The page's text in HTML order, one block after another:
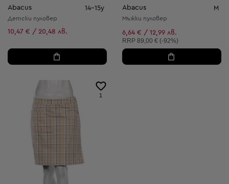
Abacus 14-15y
Детски пуловер
10,47 € / 20,48 лв.
Abacus M
Мъжки пуловер
6,64 € / 12,99 лв.
Препоръчителна цена:
RRP 89,00 € (-92%)
1